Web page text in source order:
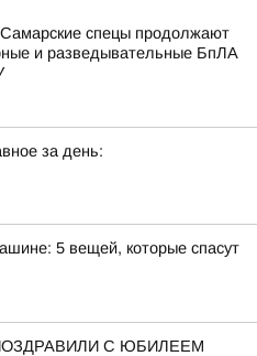
спецы продолжают
и разведывательные БпЛА
за день:
5 вещей, которые спасут
С ЮБИЛЕЕМ